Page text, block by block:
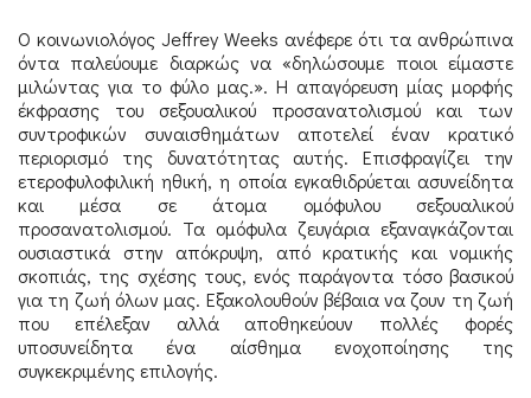
Ο κοινωνιολόγος Jeffrey Weeks ανέφερε ότι τα ανθρώπινα
όντα παλεύουμε διαρκώς να «δηλώσουμε ποιοι είμαστε
μιλώντας για το φύλο μας.». Η απαγόρευση μίας μορφής
έκφρασης του σεξουαλικού προσανατολισμού και των
συντροφικών συναισθημάτων αποτελεί έναν κρατικό
περιορισμό της δυνατότητας αυτής. Επισφραγίζει την
ετεροφυλοφιλική ηθική, η οποία εγκαθιδρύεται ασυνείδητα
και μέσα σε άτομα ομόφυλου σεξουαλικού
προσανατολισμού. Τα ομόφυλα ζευγάρια εξαναγκάζονται
ουσιαστικά στην απόκρυψη, από κρατικής και νομικής
σκοπιάς, της σχέσης τους, ενός παράγοντα τόσο βασικού
για τη ζωή όλων μας. Εξακολουθούν βέβαια να ζουν τη ζωή
που επέλεξαν αλλά αποθηκεύουν πολλές φορές
υποσυνείδητα ένα αίσθημα ενοχοποίησης της
συγκεκριμένης επιλογής.